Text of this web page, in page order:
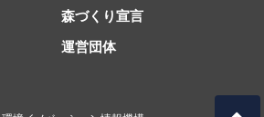
森づくり宣言
運営団体